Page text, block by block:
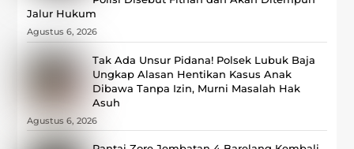
Jalur Hukum
Agustus 6, 2026
Tak Ada Unsur Pidana! Polsek Lubuk Baja
Ungkap Alasan Hentikan Kasus Anak
Dibawa Tanpa Izin, Murni Masalah Hak
Asuh
Agustus 6, 2026